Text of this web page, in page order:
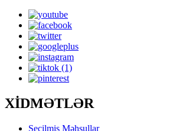
XİDMƏTLƏR
Seçilmiş Məhsullar